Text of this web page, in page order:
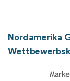
Nordamerika